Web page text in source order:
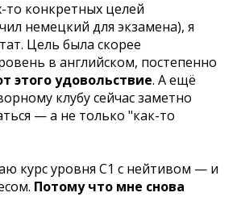
то конкретных целей
немецкий для экзамена), я
Цель была скорее
в английском, постепенно
этого удовольствие. А ещё
клубу сейчас заметно
— а не только "как-то
курс уровня C1 с нейтивом — и
Потому что мне снова